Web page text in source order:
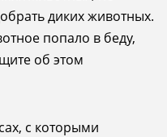
диких животных.
попало в беду,
об этом
с которыми